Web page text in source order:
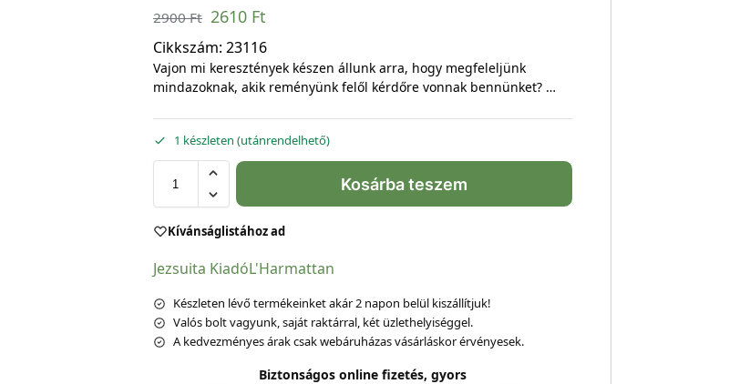
2900Ft 2610 Ft
Cikkszám: 23116
Vajon mi keresztények készen állunk arra, hogy megfeleljünk
mindazoknak, akik reményünk felől kérdőre vonnak bennünket? …
1 készleten (utánrendelhető)
Kosárba teszem
Kívánságlistához ad
Jezsuita KiadóL'Harmattan
Készleten lévő termékeinket akár 2 napon belül kiszállítjuk!
Valós bolt vagyunk, saját raktárral, két üzlethelyiséggel.
A kedvezményes árak csak webáruházas vásárláskor érvényesek.
Biztonságos online fizetés, gyors